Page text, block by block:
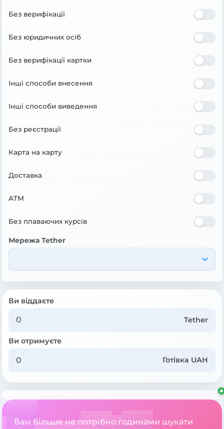
Без верифікації
Без юридичних осіб
Без верифікації картки
Інші способи внесення
Інші способи виведення
Без реєстрації
Карта на карту
Доставка
ATM
Без плаваючих курсів
Мережа Tether
Ви віддаєте
Tether
Ви отримуєте
Готівка UAH
Вам більше не потрібно годинами шукати